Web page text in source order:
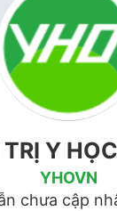
Y
YHOVN
chưa cập